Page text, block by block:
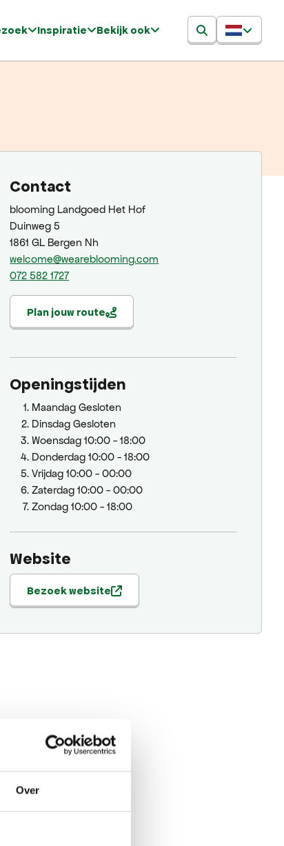
Over
Inspiratie Bekijk ook
Contact
blooming Landgoed Het Hof
Duinweg 5
1861 GL Bergen Nh
welcome@weareblooming.com
072 582 1727
Plan jouw route
Openingstijden
MaandagGesloten
DinsdagGesloten
Woensdag10:00 - 18:00
Donderdag10:00 - 18:00
Vrijdag10:00 - 00:00
Zaterdag10:00 - 00:00
Zondag10:00 - 18:00
Website
Bezoek website